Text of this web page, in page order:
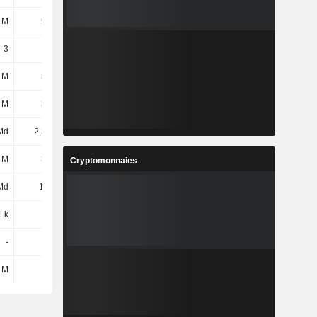
504 M
3
393 M
374 M
2,36 Md
324 M 387 M
1,5 Md
k
-
Cryptomonnaies